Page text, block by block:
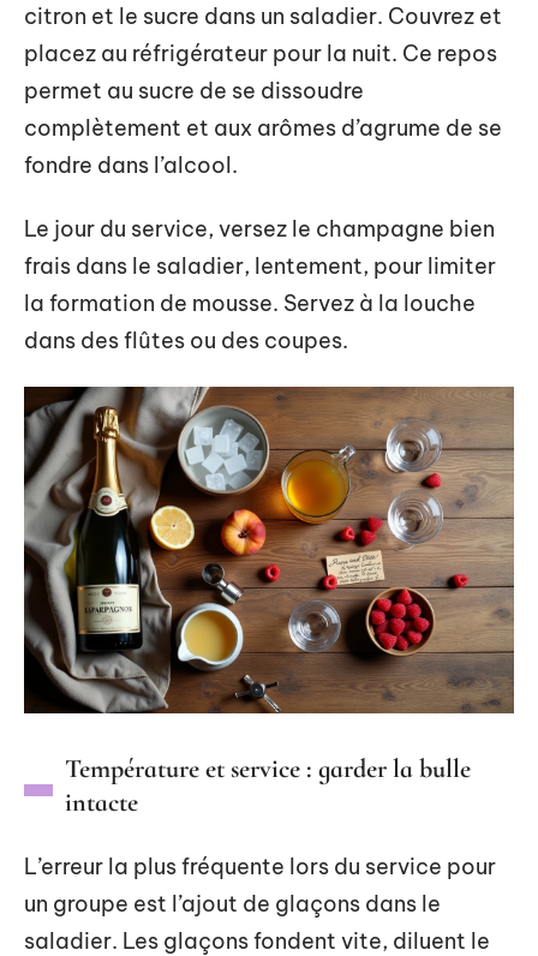
citron et le sucre dans un saladier. Couvrez et
placez au réfrigérateur pour la nuit. Ce repos
permet au sucre de se dissoudre
complètement et aux arômes d’agrume de se
fondre dans l’alcool.
Le jour du service, versez le champagne bien
frais dans le saladier, lentement, pour limiter
la formation de mousse. Servez à la louche
dans des flûtes ou des coupes.
Température et service : garder la bulle
intacte
L’erreur la plus fréquente lors du service pour
un groupe est l’ajout de glaçons dans le
saladier. Les glaçons fondent vite, diluent le